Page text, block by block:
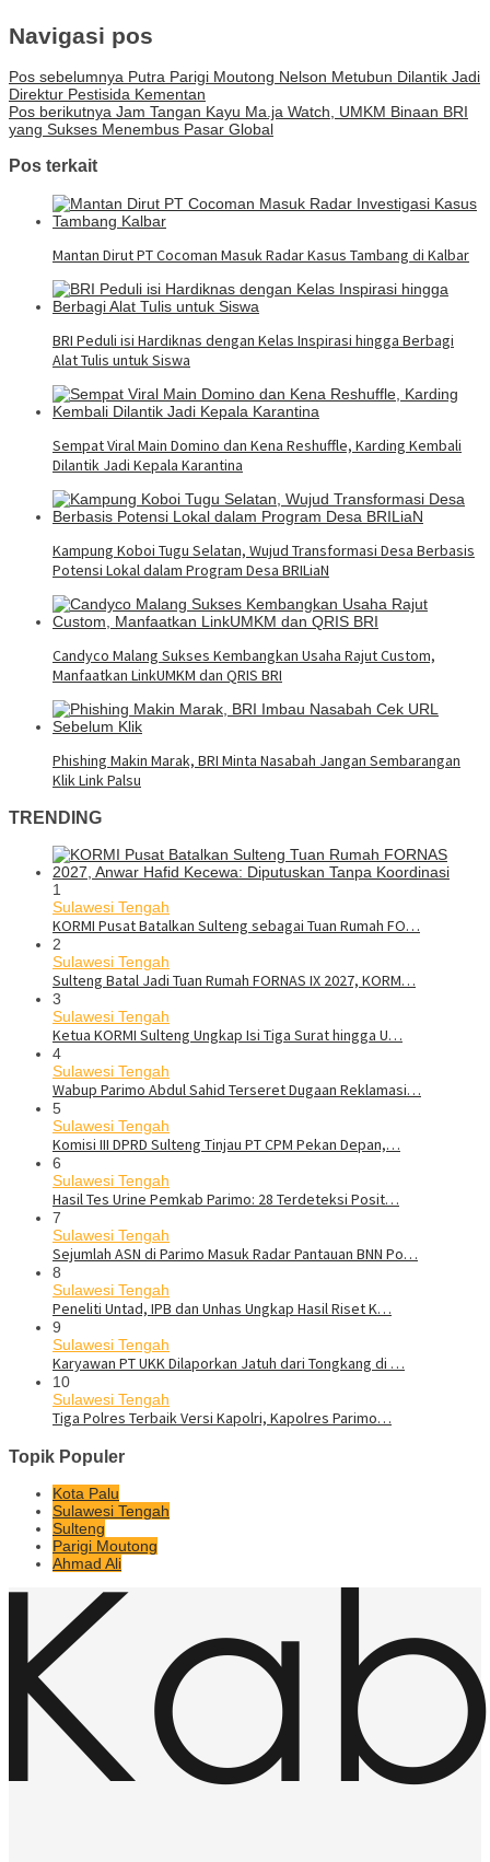
Navigasi pos
Pos sebelumnya Putra Parigi Moutong Nelson Metubun Dilantik Jadi
Direktur Pestisida Kementan
Pos berikutnya Jam Tangan Kayu Ma.ja Watch, UMKM Binaan BRI
yang Sukses Menembus Pasar Global
Pos terkait
Mantan Dirut PT Cocoman Masuk Radar Kasus Tambang di Kalbar
BRI Peduli isi Hardiknas dengan Kelas Inspirasi hingga Berbagi
Alat Tulis untuk Siswa
Sempat Viral Main Domino dan Kena Reshuffle, Karding Kembali
Dilantik Jadi Kepala Karantina
Kampung Koboi Tugu Selatan, Wujud Transformasi Desa Berbasis
Potensi Lokal dalam Program Desa BRILiaN
Candyco Malang Sukses Kembangkan Usaha Rajut Custom,
Manfaatkan LinkUMKM dan QRIS BRI
Phishing Makin Marak, BRI Minta Nasabah Jangan Sembarangan
Klik Link Palsu
TRENDING
1
Sulawesi Tengah
KORMI Pusat Batalkan Sulteng sebagai Tuan Rumah FO…
2
Sulawesi Tengah
Sulteng Batal Jadi Tuan Rumah FORNAS IX 2027, KORM…
3
Sulawesi Tengah
Ketua KORMI Sulteng Ungkap Isi Tiga Surat hingga U…
4
Sulawesi Tengah
Wabup Parimo Abdul Sahid Terseret Dugaan Reklamasi…
5
Sulawesi Tengah
Komisi III DPRD Sulteng Tinjau PT CPM Pekan Depan,…
6
Sulawesi Tengah
Hasil Tes Urine Pemkab Parimo: 28 Terdeteksi Posit…
7
Sulawesi Tengah
Sejumlah ASN di Parimo Masuk Radar Pantauan BNN Po…
8
Sulawesi Tengah
Peneliti Untad, IPB dan Unhas Ungkap Hasil Riset K…
9
Sulawesi Tengah
Karyawan PT UKK Dilaporkan Jatuh dari Tongkang di …
10
Sulawesi Tengah
Tiga Polres Terbaik Versi Kapolri, Kapolres Parimo…
Topik Populer
Kota Palu
Sulawesi Tengah
Sulteng
Parigi Moutong
Ahmad Ali